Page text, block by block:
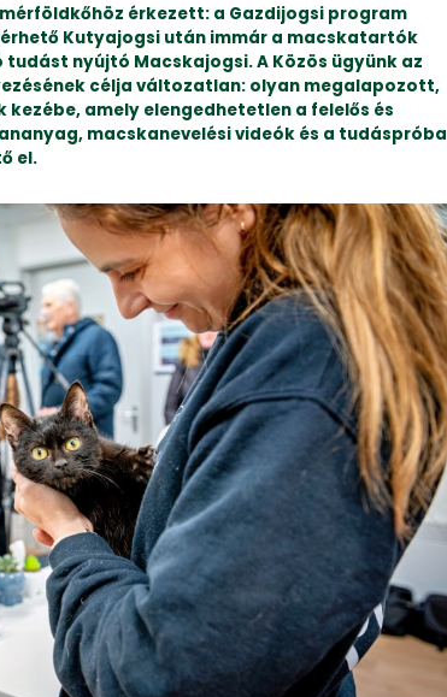
érkezett: a Gazdijogsi program
Kutyajogsi után immár a macskatartók
nyújtó Macskajogsi. A Közös ügyünk az
célja változatlan: olyan megalapozott,
amely elengedhetetlen a felelős és
macskanevelési videók és a tudáspróba
el.